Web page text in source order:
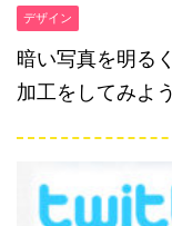
デザイン
暗い写真を明る
加工をしてみよ